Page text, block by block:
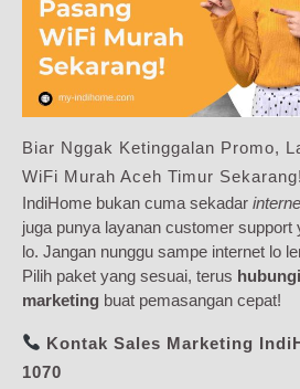
Biar Nggak Ketinggalan Promo,
WiFi Murah Aceh Timur Sekarang!
IndiHome bukan cuma sekadar
juga punya layanan customer support
lo. Jangan nunggu sampe internet lo
Pilih paket yang sesuai, terus
marketing buat pemasangan cepat!
Kontak Sales Marketing
1070